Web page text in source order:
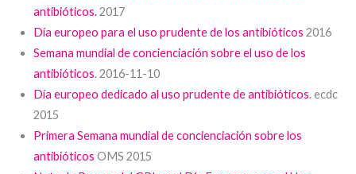
antibióticos.2017
Día europeo para el uso prudente de los antibióticos 2016
Semana mundial de concienciación sobre el uso de los
antibióticos. 2016-11-10
Día europeo dedicado al uso prudente de antibióticos. ecdc
2015
Primera Semana mundial de concienciación sobre los
antibióticos OMS 2015